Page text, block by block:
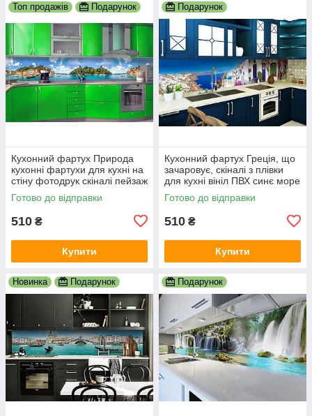
Топ продажів Подарунок
Кухонний фартух Природа
кухонні фартухи для кухні на
стіну фотодрук скіналі пейзаж
600х2000 мм
Готово до відправки
510 ₴
Купити
Подарунок
Кухонний фартух Греція, що
зачаровує, скіналі з плівки
для кухні вініл ПВХ синє море
білі будинки 600х2000 мм
Готово до відправки
510 ₴
Купити
Новинка Подарунок Подарунок